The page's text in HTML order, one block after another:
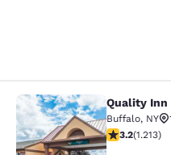
Quality InnQuality
Buffalo, NY
Valutazione
3.2(1.213)